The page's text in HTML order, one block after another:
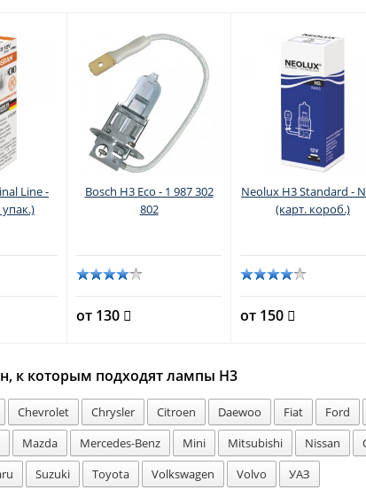
Line -
упак.)
Bosch H3 Eco - 1 987 302
802
от 130
Neolux H3 Standard -
(карт. короб.)
от 150
к которым подходят лампы H3
Chevrolet Chrysler Citroen Daewoo Fiat Ford
Mazda Mercedes-Benz Mini Mitsubishi Nissan
Suzuki Toyota Volkswagen Volvo УАЗ